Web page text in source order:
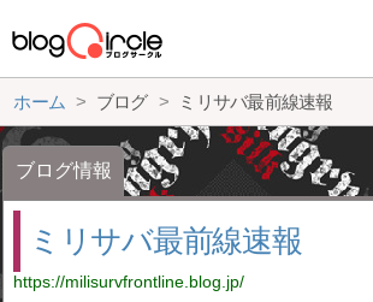
ホーム ブログ ミリサバ最前線速報
ブログ情報
ミリサバ最前線速報
https://milisurvfrontline.blog.jp/